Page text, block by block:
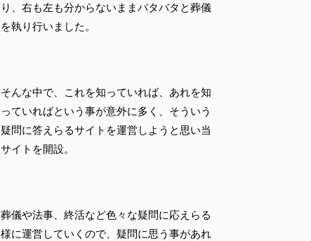
り、右も左も分からないままバタバタと葬儀
を執り行いました。
そんな中で、これを知っていれば、あれを知
っていればという事が意外に多く、そういう
疑問に答えらるサイトを運営しようと思い当
サイトを開設。
葬儀や法事、終活など色々な疑問に応えらる
様に運営していくので、疑問に思う事があれ